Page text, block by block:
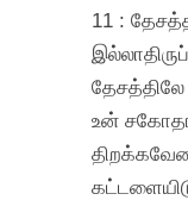
11 :
உன்